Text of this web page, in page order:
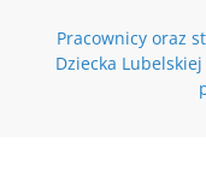
Pracownicy oraz
Dziecka